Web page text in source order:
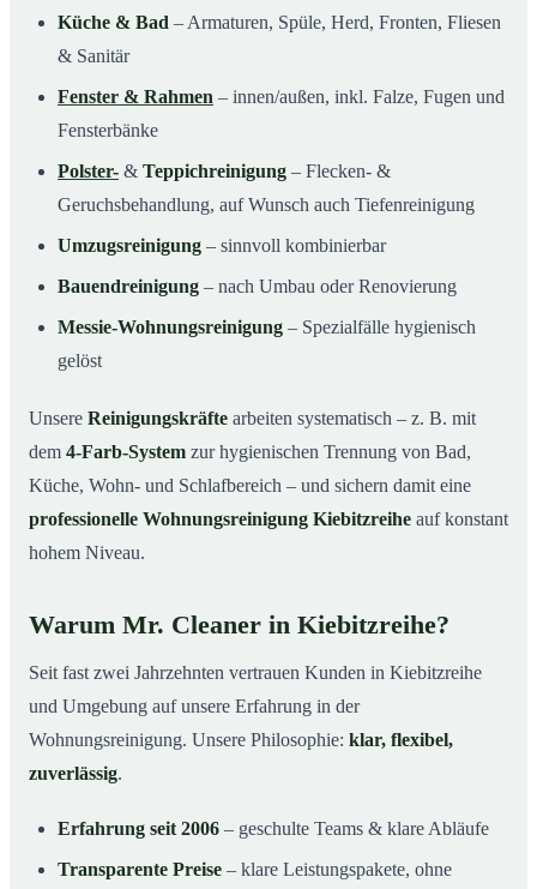
Küche & Bad – Armaturen, Spüle, Herd, Fronten, Fliesen
& Sanitär
Fenster & Rahmen – innen/außen, inkl. Falze, Fugen und
Fensterbänke
Polster- & Teppichreinigung – Flecken- &
Geruchsbehandlung, auf Wunsch auch Tiefenreinigung
Umzugsreinigung – sinnvoll kombinierbar
Bauendreinigung – nach Umbau oder Renovierung
Messie-Wohnungsreinigung – Spezialfälle hygienisch
gelöst
Unsere Reinigungskräfte arbeiten systematisch – z. B. mit
dem 4-Farb-System zur hygienischen Trennung von Bad,
Küche, Wohn- und Schlafbereich – und sichern damit eine
professionelle Wohnungsreinigung Kiebitzreihe auf konstant
hohem Niveau.
Warum Mr. Cleaner in Kiebitzreihe?
Seit fast zwei Jahrzehnten vertrauen Kunden in Kiebitzreihe
und Umgebung auf unsere Erfahrung in der
Wohnungsreinigung. Unsere Philosophie: klar, flexibel,
zuverlässig.
Erfahrung seit 2006 – geschulte Teams & klare Abläufe
Transparente Preise – klare Leistungspakete, ohne